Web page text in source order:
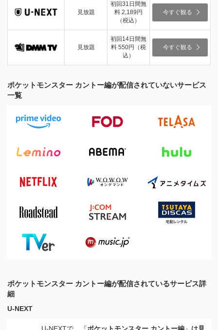
見放題
初回31日間無
料 2,189円
（税込）
今すぐ観る
見放題
初回14日間無
料 550円（税
込）
今すぐ観る
ポケットモンスター カントー編が配信されていないサービス
一覧
ポケットモンスター カントー編が配信されているサービス詳
細
U-NEXT